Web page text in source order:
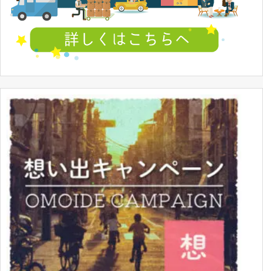
アルター 平沢憂 1/8 PVC製塗装済み完成品 4560228202823
アルター セイバー メイドVer. R 1/6 塗装済み完成
品
4560228203066
マックスファクトリー 1/6 霞
バンダイ アーマーガールズプロジェクト 金剛改
二
4543112741752
コトブキヤ シャルロット・デュノア-Bunny Style
1/7 塗装済完成品
4934054782499
メガハウス ブルマ Dimension of DRAGONBALL
塗装済み完成品
4535123819797
バンダイ アーマーガールズプロジェクト 霧島改
二 魂ウェブ商店限定
4549660037484
アルター 梓川月乃 水着Ver. 限定版 白×水色 1/8 4907953804357